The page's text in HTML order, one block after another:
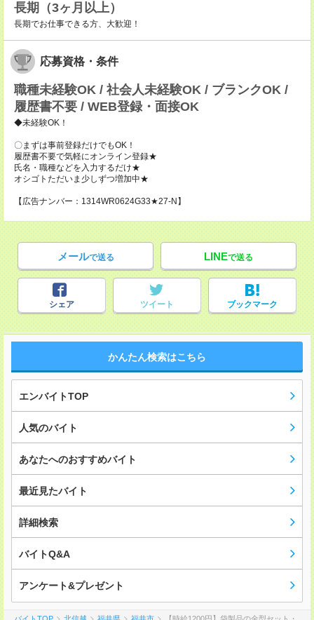
長期（3ヶ月以上）
長期でお仕事できる方、大歓迎！
応募資格・条件
職種未経験OK / 社会人未経験OK / ブランクOK /
履歴書不要 / WEB登録・面接OK
◆未経験OK！
〇まずは事前登録だけでもOK！
履歴書不要で気軽にオンライン登録★
氏名・職種などを入力するだけ★
オシゴトただいま少しずつ増加中★
【広告ナンバー：1314WR0624G33★27-N】
メールで送る LINEで送る
シェア ツイート ブックマーク
かんたん検索はこちら
エンバイトTOP
人気のバイト
あなたへのおすすめバイト
最近見たバイト
詳細検索
バイトQ&A
アンケート&プレゼント